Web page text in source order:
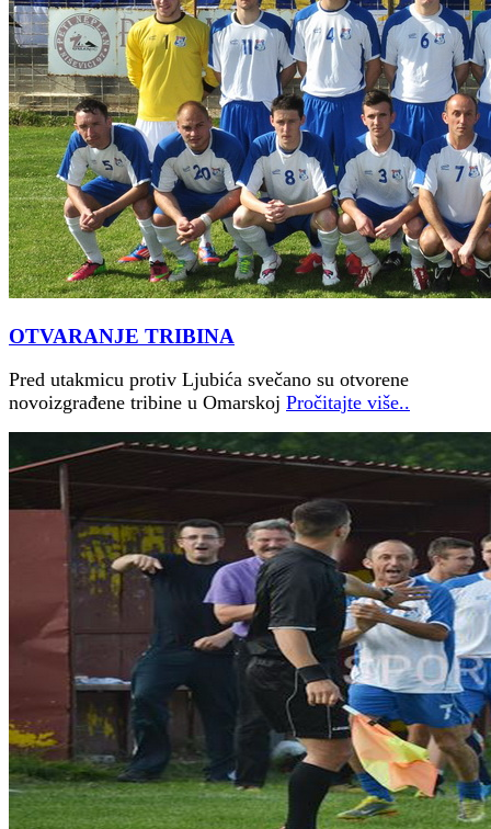
OTVARANJE TRIBINA
Pred utakmicu protiv Ljubića svečano su otvorene
novoizgrađene tribine u Omarskoj Pročitajte više..